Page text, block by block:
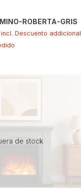
ROBERTA-GRIS
incl. Descuento addicional
de stock